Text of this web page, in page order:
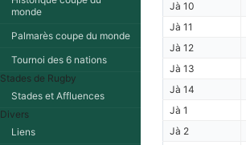
monde
Palmarès coupe du monde
Tournoi des 6 nations
Stades de Rugby
Stades et Affluences
Divers
Liens
Jà 10
Jà 11
Jà 12
Jà 13
Jà 14
Jà 1
Jà 2